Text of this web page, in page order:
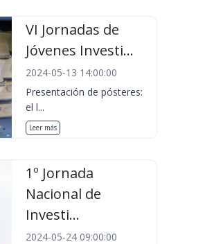
VI Jornadas de
Jóvenes Investi...
2024-05-13 14:00:00
Presentación de pósteres:
el l...
Leer más
1º Jornada
Nacional de
Investi...
2024-05-24 09:00:00